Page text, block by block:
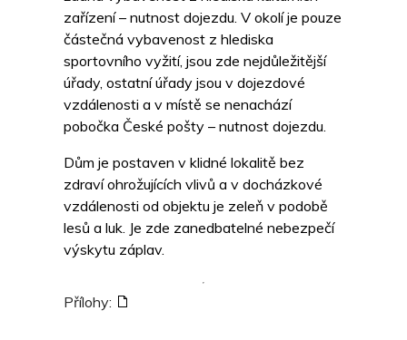
zařízení – nutnost dojezdu. V okolí je pouze
částečná vybavenost z hlediska
sportovního vyžití, jsou zde nejdůležitější
úřady, ostatní úřady jsou v dojezdové
vzdálenosti a v místě se nenachází
pobočka České pošty – nutnost dojezdu.
Dům je postaven v klidné lokalitě bez
zdraví ohrožujících vlivů a v docházkové
vzdálenosti od objektu je zeleň v podobě
lesů a luk. Je zde zanedbatelné nebezpečí
výskytu záplav.
Přílohy: